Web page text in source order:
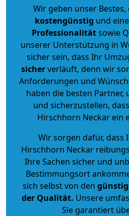
Wir geben unser
kostengünstig und eine
Professionalitätsowie
unserer Unterstützung in
sicher sein, dass Ihr
sicherverläuft, denn wir
Anforderungen und
haben die besten Partner,
und sicherzustellen,
Hirschhorn Neckar ein
Wir sorgen dafür, dass
Hirschhorn Neckar
Ihre Sachen sicher und
Bestimmungsort
sich selbst von den
der Qualität. Unsere
Sie garantiert